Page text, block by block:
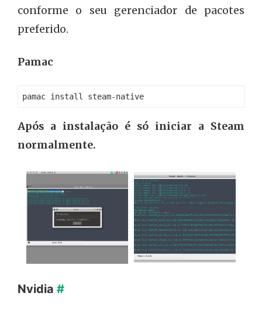
conforme o seu gerenciador de pacotes
preferido.
Pamac
Após a instalação é só iniciar a Steam
normalmente.
Nvidia #